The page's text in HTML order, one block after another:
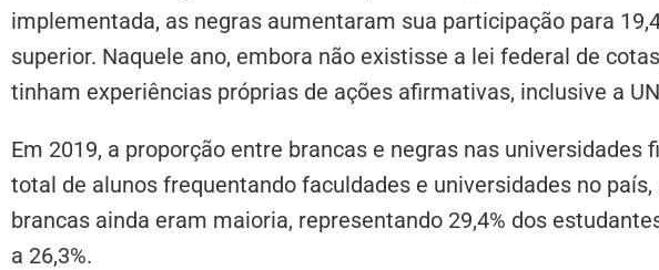
implementada, as negras aumentaram sua participação para
superior. Naquele ano, embora não existisse a lei federal de
tinham experiências próprias de ações afirmativas, inclusive a
Em 2019, a proporção entre brancas e negras nas universidades
total de alunos frequentando faculdades e universidades no
brancas ainda eram maioria, representando 29,4% dos
a 26,3%.